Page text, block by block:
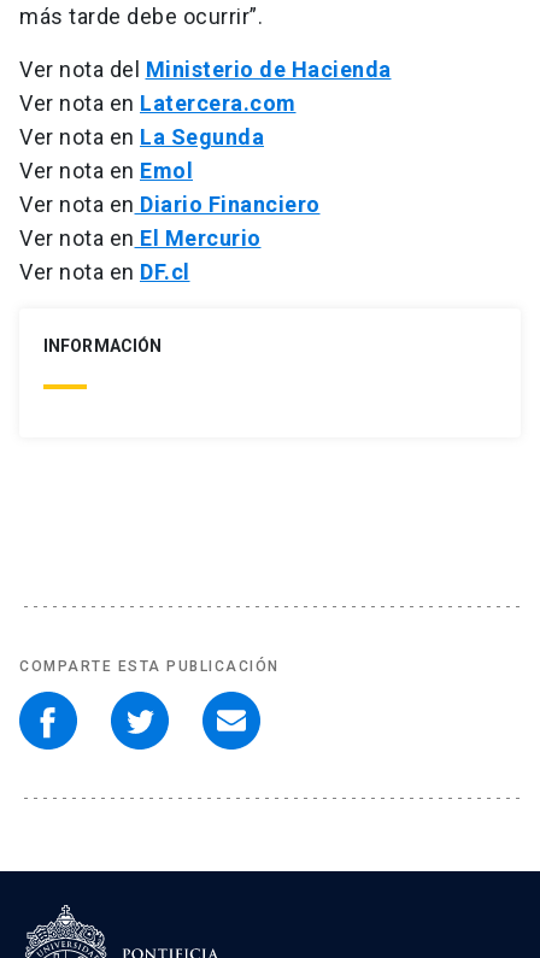
más tarde debe ocurrir”.
Ver nota del Ministerio de Hacienda
Ver nota en Latercera.com
Ver nota en La Segunda
Ver nota en Emol
Ver nota en Diario Financiero
Ver nota en El Mercurio
Ver nota en DF.cl
INFORMACIÓN
COMPARTE ESTA PUBLICACIÓN